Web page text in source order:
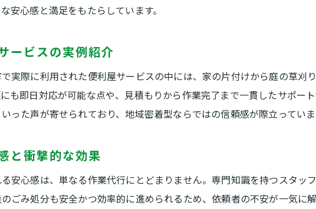
便利屋サービスで悩みを解消した体験談紹介
急な片付けも安心の便利屋サービス活用術
急な片付けも便利屋が即日サポート可能
便利屋利用でスピーディーに片付け完了
急な不用品処分も便利屋サービスが対応
便利屋なら忙しい方でも手軽に片付け依頼
信頼できる便利屋選びのポイントとは
安心感と満足をもたらしています。
ービスの実例紹介
実際に利用された便利屋サービスの中には、家の片付けから庭の草刈
も即日対応が可能な点や、見積もりから作業完了まで一貫したサポー
った声が寄せられており、地域密着型ならではの信頼感が際立っていま
と衝撃的な効果
安心感は、単なる作業代行にとどまりません。専門知識を持つスタッ
ごみ処分も安全かつ効率的に進められるため、依頼者の不安が一気に